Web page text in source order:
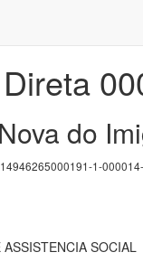
do
1-
SOCIAL